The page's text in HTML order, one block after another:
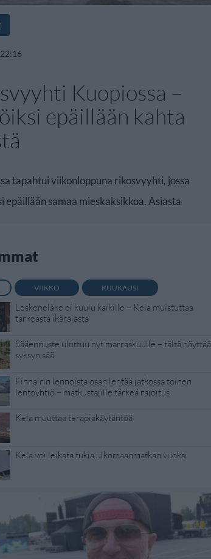
Kuopiossa –
epäillään kahta
tapahtui viikonloppuna rikosvyyhti, jossa
epäillään samaa mieskaksikkoa. Asiasta
VIIKKO KUUKAUSI
Leskeneläke ei kuulu kaikille – Kela muistuttaa
tärkeästä ikärajasta
Sääennuste ulottuu nyt marraskuulle – tältä näyttää
syksyn sää
Finnairin lennoista osan lentää jatkossa toinen
lentoyhtiö – matkustajille tärkeä rajoitus
Kela muuttaa terapiakäytäntöä
Kela voi leikata tukia ulkomaanmatkan vuoksi